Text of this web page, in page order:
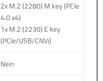
2x M.2 (2280) M key (PCIe
4.0 x4)
1x M.2 (2230) E key
(PCIe/USB/CNVi)
Nein